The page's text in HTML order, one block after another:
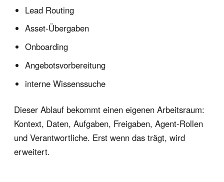
Lead Routing
Asset-Übergaben
Onboarding
Angebotsvorbereitung
interne Wissenssuche
Dieser Ablauf bekommt einen eigenen Arbeitsraum:
Kontext, Daten, Aufgaben, Freigaben, Agent-Rollen
und Verantwortliche. Erst wenn das trägt, wird
erweitert.